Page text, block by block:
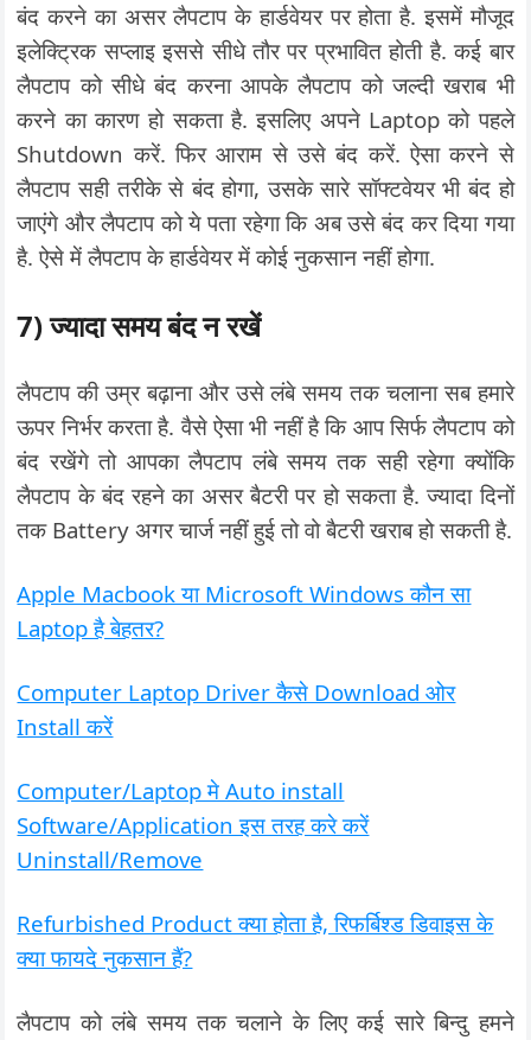
बंद करने का असर लैपटाप के हार्डवेयर पर होता है. इसमें मौजूद
इलेक्ट्रिक सप्लाइ इससे सीधे तौर पर प्रभावित होती है. कई बार
लैपटाप को सीधे बंद करना आपके लैपटाप को जल्दी खराब भी
करने का कारण हो सकता है. इसलिए अपने Laptop को पहले
Shutdown करें. फिर आराम से उसे बंद करें. ऐसा करने से
लैपटाप सही तरीके से बंद होगा, उसके सारे सॉफ्टवेयर भी बंद हो
जाएंगे और लैपटाप को ये पता रहेगा कि अब उसे बंद कर दिया गया
है. ऐसे में लैपटाप के हार्डवेयर में कोई नुकसान नहीं होगा.
7) ज्यादा समय बंद न रखें
लैपटाप की उम्र बढ़ाना और उसे लंबे समय तक चलाना सब हमारे
ऊपर निर्भर करता है. वैसे ऐसा भी नहीं है कि आप सिर्फ लैपटाप को
बंद रखेंगे तो आपका लैपटाप लंबे समय तक सही रहेगा क्योंकि
लैपटाप के बंद रहने का असर बैटरी पर हो सकता है. ज्यादा दिनों
तक Battery अगर चार्ज नहीं हुई तो वो बैटरी खराब हो सकती है.
Apple Macbook या Microsoft Windows कौन सा
Laptop है बेहतर?
Computer Laptop Driver कैसे Download ओर
Install करें
Computer/Laptop मे Auto install
Software/Application इस तरह करे करें
Uninstall/Remove
Refurbished Product क्या होता है, रिफर्बिश्‍ड डिवाइस के
क्या फायदे नुकसान हैं?
लैपटाप को लंबे समय तक चलाने के लिए कई सारे बिन्दु हमने